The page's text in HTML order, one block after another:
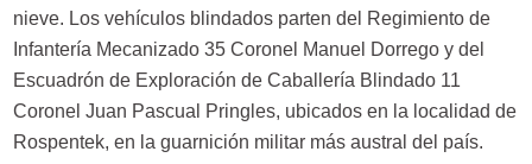
nieve. Los vehículos blindados parten del Regimiento de
Infantería Mecanizado 35 Coronel Manuel Dorrego y del
Escuadrón de Exploración de Caballería Blindado 11
Coronel Juan Pascual Pringles, ubicados en la localidad de
Rospentek, en la guarnición militar más austral del país.